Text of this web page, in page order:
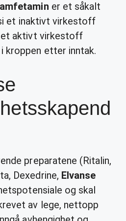
er et såkalt
et inaktivt virkestoff
et aktivt virkestoff
kroppen etter inntak.
preparatene (Ritalin,
Dexedrine, Elvanse
og skal
av lege, nettopp